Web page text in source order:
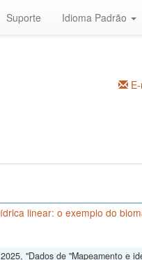
Suporte Idioma Padrão
linear: o exemplo do
"Dados de "Mapeamento e